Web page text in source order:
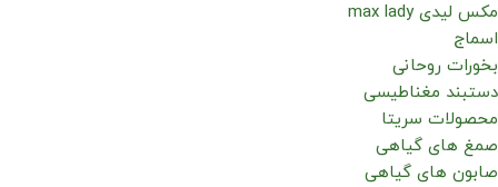
مکس لیدی max lady
اسماج
بخورات روحانی
دستبند مغناطیسی
محصولات سریتا
صمغ های گیاهی
صابون های گیاهی